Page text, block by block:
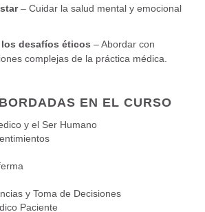
– Cuidar la salud mental y emocional
desafíos éticos – Abordar con
complejas de la práctica médica.
EN EL CURSO
y el Ser Humano
y Toma de Decisiones
Paciente